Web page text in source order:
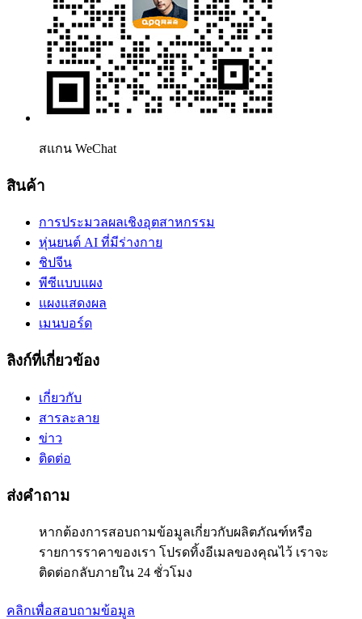
สแกน WeChat
สินค้า
การประมวลผลเชิงอุตสาหกรรม
หุ่นยนต์ AI ที่มีร่างกาย
ชิปจีน
พีซีแบบแผง
แผงแสดงผล
เมนบอร์ด
ลิงก์ที่เกี่ยวข้อง
เกี่ยวกับ
สารละลาย
ข่าว
ติดต่อ
ส่งคำถาม
หากต้องการสอบถามข้อมูลเกี่ยวกับผลิตภัณฑ์หรือ
รายการราคาของเรา โปรดทิ้งอีเมลของคุณไว้ เราจะ
ติดต่อกลับภายใน 24 ชั่วโมง
คลิกเพื่อสอบถามข้อมูล